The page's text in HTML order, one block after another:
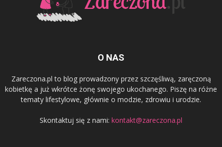
O NAS
Zareczona.pl to blog prowadzony przez szczęśliwą, zaręczoną
kobietkę a już wkrótce żonę swojego ukochanego. Piszę na różne
tematy lifestylowe, głównie o modzie, zdrowiu i urodzie.
Skontaktuj się z nami: kontakt@zareczona.pl